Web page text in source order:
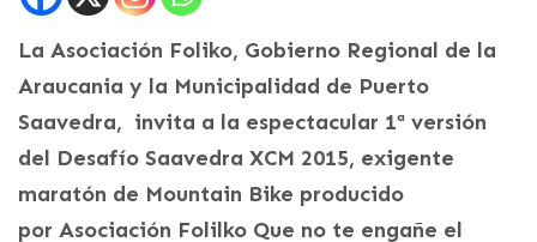
La Asociación Foliko, Gobierno Regional de la
Araucania y la Municipalidad de Puerto
Saavedra, invita a la espectacular 1ª versión
del Desafío Saavedra XCM 2015, exigente
maratón de Mountain Bike producido
por Asociación Folilko Que no te engañe el